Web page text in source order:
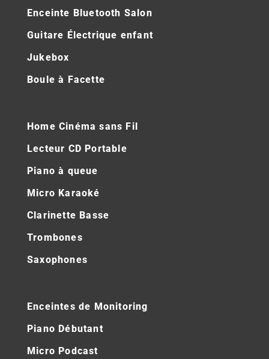
Enceinte Bluetooth Salon
Guitare Électrique enfant
Jukebox
Boule à Facette
Home Cinéma sans Fil
Lecteur CD Portable
Piano à queue
Micro Karaoké
Clarinette Basse
Trombones
Saxophones
Enceintes de Monitoring
Piano Débutant
Micro Podcast